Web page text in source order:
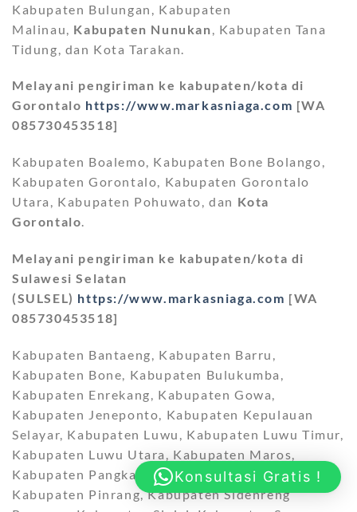
Kabupaten Bulungan, Kabupaten
Malinau, Kabupaten Nunukan , Kabupaten Tana
Tidung, dan Kota Tarakan.
Melayani pengiriman ke kabupaten/kota di
Gorontalo https://www.markasniaga.com [WA
085730453518]
Kabupaten Boalemo, Kabupaten Bone Bolango,
Kabupaten Gorontalo, Kabupaten Gorontalo
Utara, Kabupaten Pohuwato, dan Kota
Gorontalo.
Melayani pengiriman ke kabupaten/kota di
Sulawesi Selatan
(SULSEL) https://www.markasniaga.com [WA
085730453518]
Kabupaten Bantaeng, Kabupaten Barru,
Kabupaten Bone, Kabupaten Bulukumba,
Kabupaten Enrekang, Kabupaten Gowa,
Kabupaten Jeneponto, Kabupaten Kepulauan
Selayar, Kabupaten Luwu, Kabupaten Luwu Timur,
Kabupaten Luwu Utara, Kabupaten Maros,
Kabupaten Pangkajene dan Kepulauan,
Kabupaten Pinrang, Kabupaten Sidenreng
Konsultasi Gratis !